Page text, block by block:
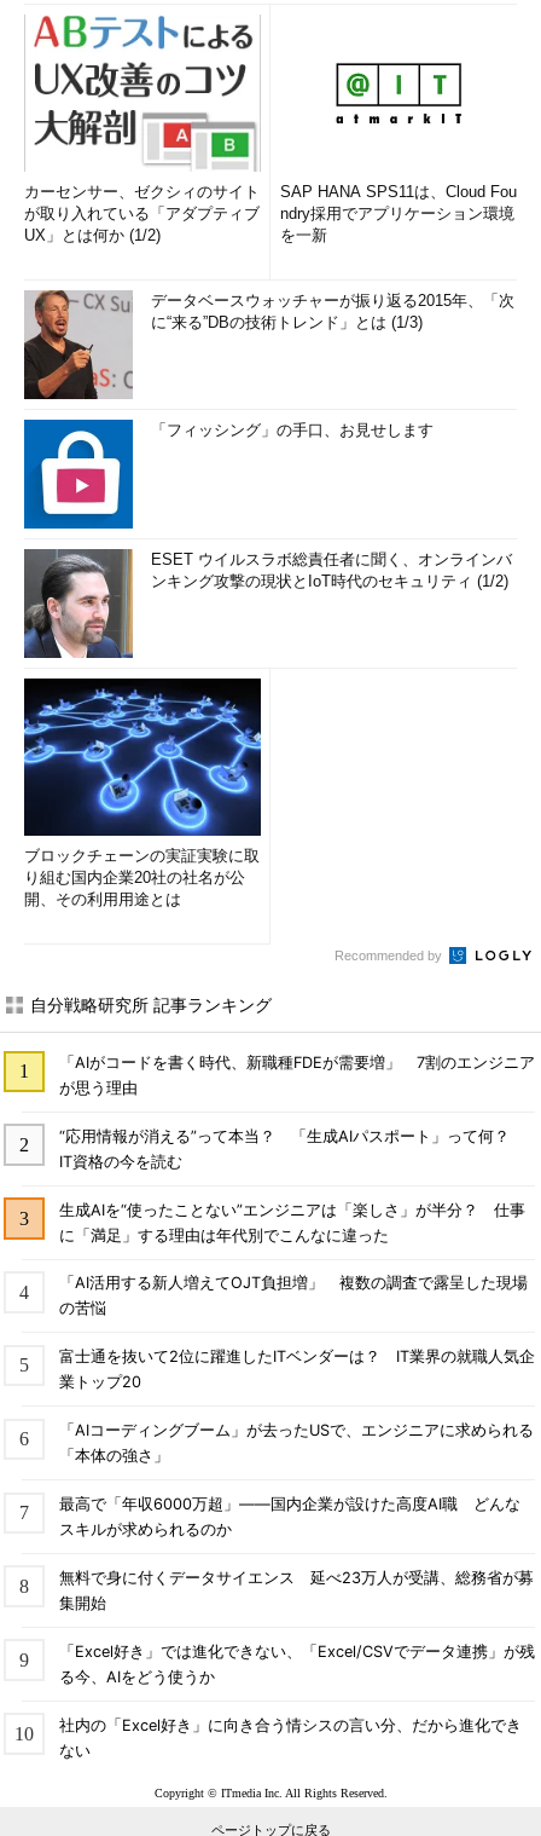
カーセンサー、ゼクシィのサイト
が取り入れている「アダプティブ
UX」とは何か (1/2)
SAP HANA SPS11は、Cloud Fou
ndry採用でアプリケーション環境
を一新
データベースウォッチャーが振り返る2015年、「次
に“来る”DBの技術トレンド」とは (1/3)
「フィッシング」の手口、お見せします
ESET ウイルスラボ総責任者に聞く、オンラインバ
ンキング攻撃の現状とIoT時代のセキュリティ (1/2)
ブロックチェーンの実証実験に取
り組む国内企業20社の社名が公
開、その利用用途とは
Recommended by
自分戦略研究所 記事ランキング
「AIがコードを書く時代、新職種FDEが需要増」 7割のエンジニア
が思う理由
“応用情報が消える”って本当？ 「生成AIパスポート」って何？
IT資格の今を読む
生成AIを“使ったことない”エンジニアは「楽しさ」が半分？ 仕事
に「満足」する理由は年代別でこんなに違った
「AI活用する新人増えてOJT負担増」 複数の調査で露呈した現場
の苦悩
富士通を抜いて2位に躍進したITベンダーは？ IT業界の就職人気企
業トップ20
「AIコーディングブーム」が去ったUSで、エンジニアに求められる
「本体の強さ」
最高で「年収6000万超」――国内企業が設けた高度AI職 どんな
スキルが求められるのか
無料で身に付くデータサイエンス 延べ23万人が受講、総務省が募
集開始
「Excel好き」では進化できない、「Excel/CSVでデータ連携」が残
る今、AIをどう使うか
社内の「Excel好き」に向き合う情シスの言い分、だから進化でき
ない
Copyright © ITmedia Inc. All Rights Reserved.
ページトップに戻る